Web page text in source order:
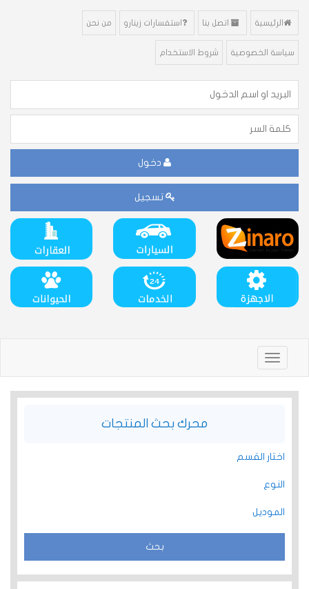
الرئيسية اتصل بنا استفسارات زينارو من نحن
سياسة الخصوصية شروط الاستخدام
دخول
تسجيل
Toggle
navigation
محرك بحث المنتجات
اختار القسم
النوع
الموديل